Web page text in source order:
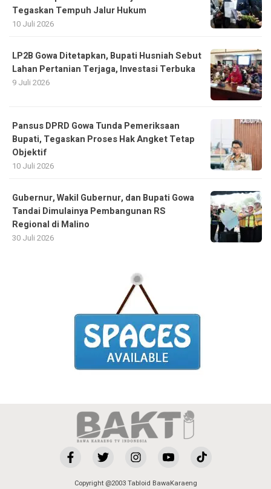
Tegaskan Tempuh Jalur Hukum
10 Juli 2026
LP2B Gowa Ditetapkan, Bupati Husniah Sebut
Lahan Pertanian Terjaga, Investasi Terbuka
9 Juli 2026
Pansus DPRD Gowa Tunda Pemeriksaan
Bupati, Tegaskan Proses Hak Angket Tetap
Objektif
10 Juli 2026
Gubernur, Wakil Gubernur, dan Bupati Gowa
Tandai Dimulainya Pembangunan RS
Regional di Malino
30 Juli 2026
Copyright @2003 Tabloid BawaKaraeng